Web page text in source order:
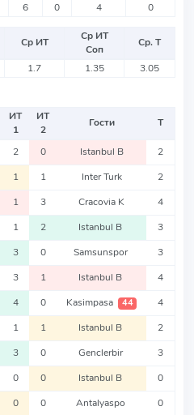
6 0 4 0
Ср ИТ
Ср ИТ
Соп
Ср. Т
1.7 1.35 3.05
ИТ
1
ИТ
2
Гости Т
2 0 Istanbul B 2
1 1 Inter Turk 2
1 3 Cracovia K 4
1 2 Istanbul B 3
3 0 Samsunspor 3
3 1 Istanbul B 4
4 0 Kasimpasa 44 4
1 1 Istanbul B 2
3 0 Genclerbir 3
0 0 Istanbul B 0
0 0 Antalyaspo 0